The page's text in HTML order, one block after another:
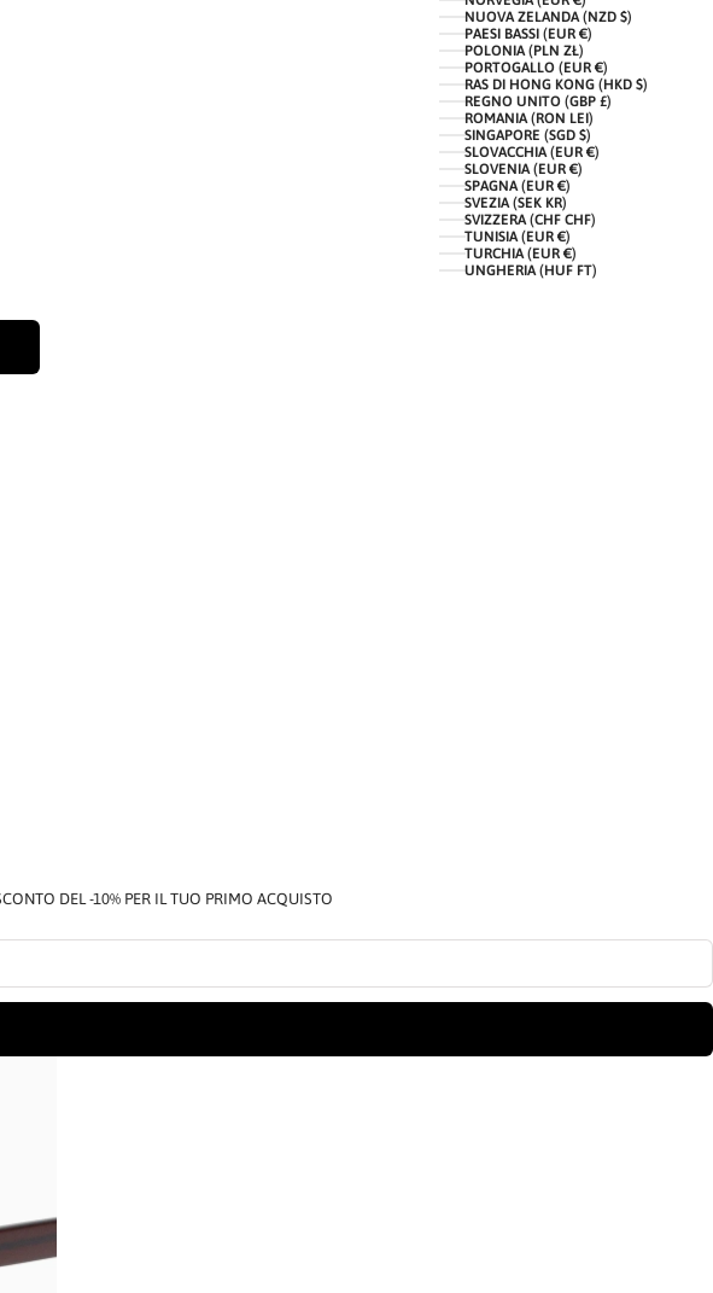
NUOVA ZELANDA (NZD $)
PAESI BASSI (EUR €)
POLONIA (PLN ZŁ)
PORTOGALLO (EUR €)
RAS DI HONG KONG (HKD $)
REGNO UNITO (GBP £)
ROMANIA (RON LEI)
SINGAPORE (SGD $)
SLOVACCHIA (EUR €)
SLOVENIA (EUR €)
SPAGNA (EUR €)
SVEZIA (SEK KR)
SVIZZERA (CHF CHF)
TUNISIA (EUR €)
TURCHIA (EUR €)
UNGHERIA (HUF FT)
DEL -10% PER IL TUO PRIMO ACQUISTO